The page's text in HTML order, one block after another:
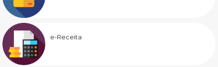
e-Receita